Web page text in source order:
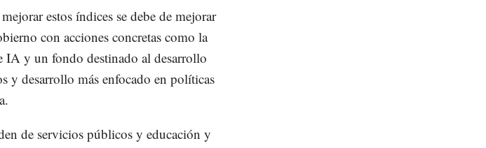
estos índices se debe de mejorar
con acciones concretas como la
IA y un fondo destinado al desarrollo
y desarrollo más enfocado en políticas
de servicios públicos y educación y